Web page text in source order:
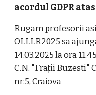
acordul GDPR
Rugam profesorii
OLLLR2025 sa
14.03.2025 la ora 11.4
C.N. "Frații Buzesti"
nr.5, Craiova